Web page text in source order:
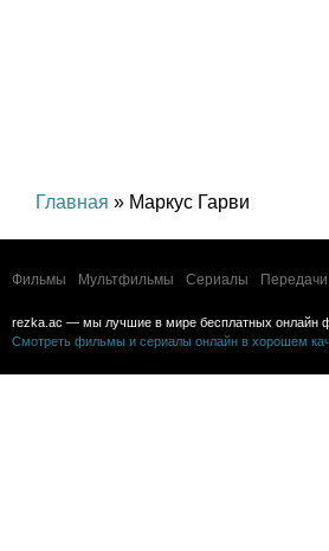
Главная » Маркус Гарви
Фильмы Мультфильмы Сериалы
rezka.ac — мы лучшие в мире бесплатных онлайн
Смотреть фильмы и сериалы онлайн в хорошем